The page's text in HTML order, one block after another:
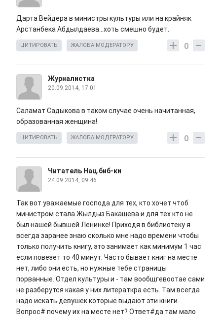
Дарта Вейдера в министры культуры или на крайняк
Арстанбека Абдылдаева...хоть смешно будет.
0
ЦИТИРОВАТЬ ЖАЛОБА МОДЕРАТОРУ
Журналистка
20.09.2014, 17:01
Саламат Садыкова в таком случае очень начитанная,
образованная женщина!
0
ЦИТИРОВАТЬ ЖАЛОБА МОДЕРАТОРУ
Читатель Нац.биб-ки
24.09.2014, 09:46
Так вот уважаемые господа для тех, кто хочет чтоб
министром стала Жылдыз Бакашева и для тех кто не
был нашей бывшей Ленинке! Приходя в библиотеку я
всегда заранее знаю сколько мне надо времени чтобы
только получить книгу, это занимает как минимум 1 час
если повезет то 40 минут. Часто бывает книг на месте
нет, либо они есть, но нужные тебе страницы
порванные. Отдел культуры и - там вообщгевоотае сами
не разберутся какая у них литераткра есть. Там всегда
надо искать девушек которые выдают эти книги.
Вопрос# почему их на месте нет? Ответ#да там мало